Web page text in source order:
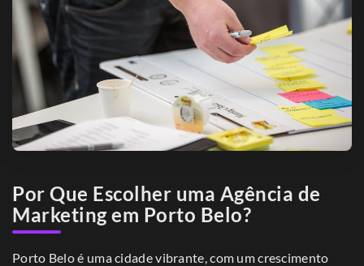
Por Que Escolher uma Agência de
Marketing em Porto Belo?
Porto Belo é uma cidade vibrante, com um crescimento